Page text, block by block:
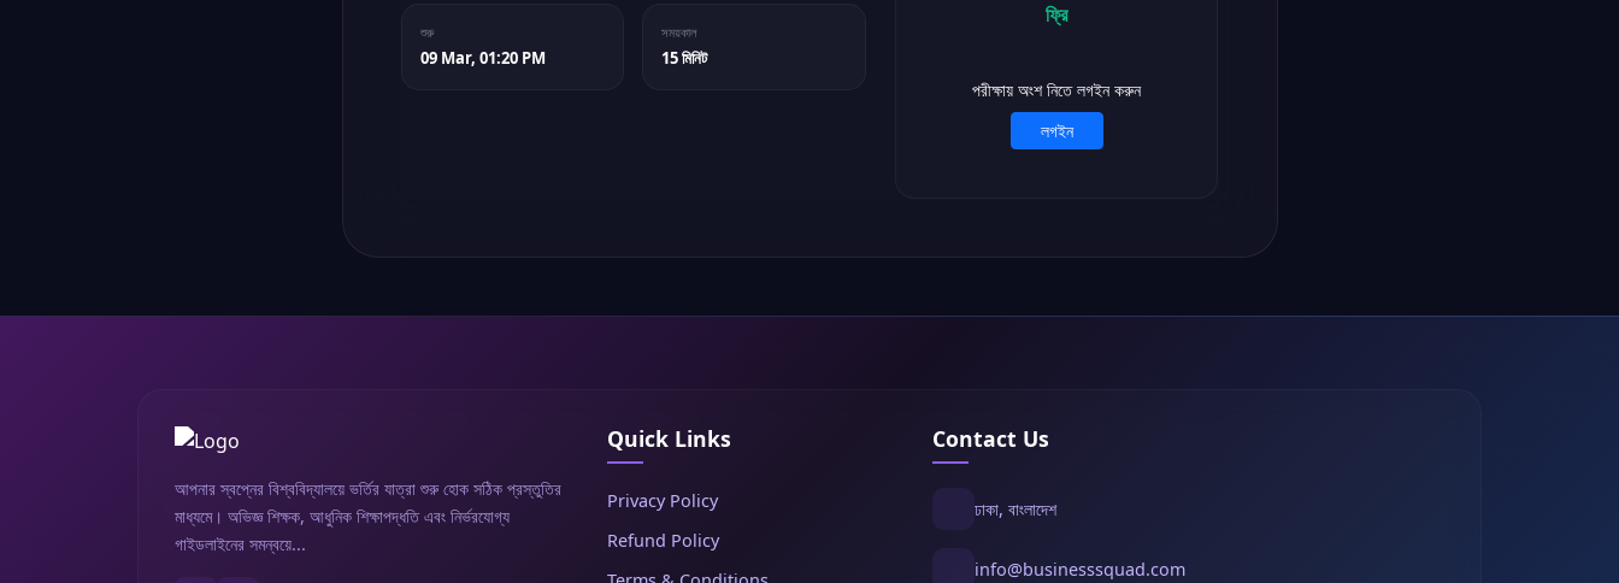
শুরু
09 Mar, 01:20 PM
সময়কাল
15 মিনিট
ফ্রি
পরীক্ষায় অংশ নিতে লগইন করুন
লগইন
আপনার স্বপ্নের বিশ্ববিদ্যালয়ে ভর্তির যাত্রা শুরু হোক সঠিক প্রস্তুতির
মাধ্যমে। অভিজ্ঞ শিক্ষক, আধুনিক শিক্ষাপদ্ধতি এবং নির্ভরযোগ্য
গাইডলাইনের সমন্বয়ে...
Quick Links
Privacy Policy
Refund Policy
Contact Us
ঢাকা, বাংলাদেশ
info@businesssquad.com